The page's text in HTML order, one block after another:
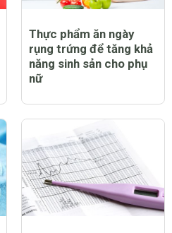
Thực phẩm ăn ngày
rụng trứng để tăng khả
năng sinh sản cho phụ
nữ